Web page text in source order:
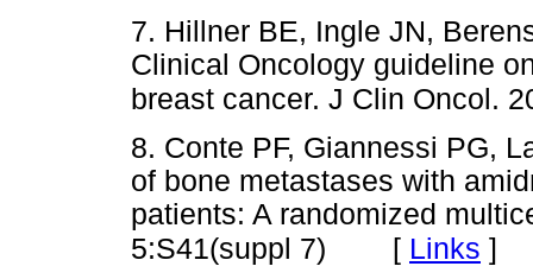
7. Hillner BE, Ingle JN,
Clinical Oncology guideline
breast cancer. J Clin Oncol.
8. Conte PF, Giannessi PG,
of bone metastases with
patients: A randomized
5:S41(suppl 7) [ Links ]